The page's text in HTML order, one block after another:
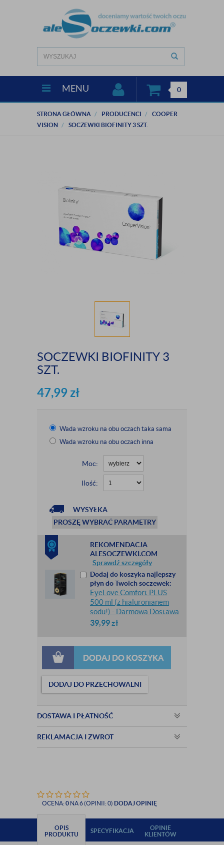
MENU 0
STRONA GŁÓWNA PRODUCENCI
COOPER
VISION
SOCZEWKI BIOFINITY 3 SZT.
SOCZEWKI BIOFINITY 3
SZT.
47,99 zł
Wada wzroku na obu oczach taka sama
Wada wzroku na obu oczach inna
Moc:
Ilość:
WYSYŁKA
PROSZĘ WYBRAĆ PARAMETRY
REKOMENDACJA
ALESOCZEWKI.COM
Sprawdź szczegóły
Dodaj do koszyka najlepszy
płyn do Twoich soczewek:
EyeLove Comfort PLUS
500 ml (z hialuronianem
sodu!) - Darmowa Dostawa
39,99zł
DODAJ DO KOSZYKA
DODAJ DO PRZECHOWALNI
DOSTAWA I PŁATNOŚĆ
REKLAMACJA I ZWROT
OCENA: 0 NA 6 (OPINII: 0) DODAJ OPINIĘ
OPIS
PRODUKTU
SPECYFIKACJA
OPINIE
KLIENTÓW